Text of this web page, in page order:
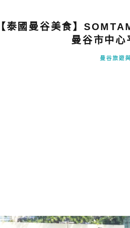
【泰國曼谷美食】
曼谷市中心
曼谷旅遊